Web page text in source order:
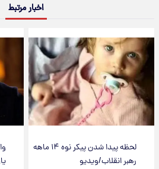
اخبار مرتبط
لحظه پیدا شدن پیکر نوه ۱۴ ماهه
رهبر انقلاب/ویدیو